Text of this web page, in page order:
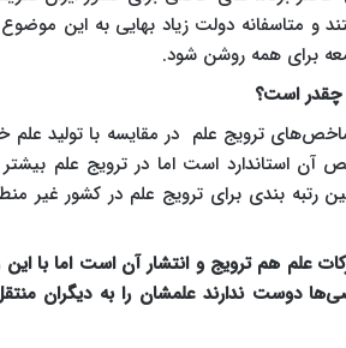
و متاسفانه دولت زیاد بهایی به این
برای همه روشن شود.
چقدر است؟
ترویج علم در مقایسه با تولید علم
آن استاندارد است اما در ترویج علم
بندی برای ترویج علم در کشور غیر
علم هم ترویج و انتشار آن است اما با
دوست ندارند علمشان را به دیگران